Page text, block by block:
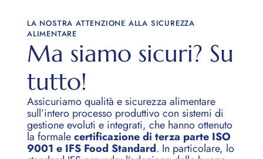
LA NOSTRA ATTENZIONE ALLA SICUREZZA
ALIMENTARE
Ma siamo sicuri? Su
tutto!
Assicuriamo qualità e sicurezza alimentare
sull’intero processo produttivo con sistemi di
gestione evoluti e integrati, che hanno ottenuto
la formalecertificazione di terza parte ISO
9001 e IFS Food Standard. In particolare, lo